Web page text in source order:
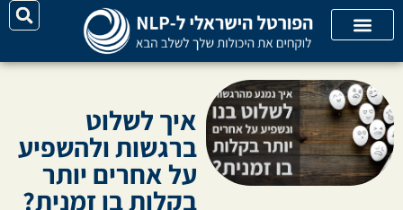
איך לשלוט
ברגשות ולהשפיע
על אחרים יותר
בקלות בו זמנית?